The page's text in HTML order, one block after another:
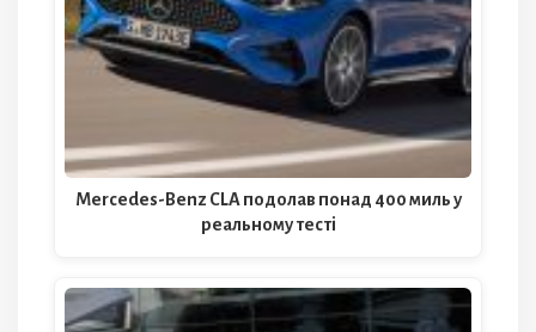
Mercedes-Benz CLA подолав понад 400 миль у
реальному тесті